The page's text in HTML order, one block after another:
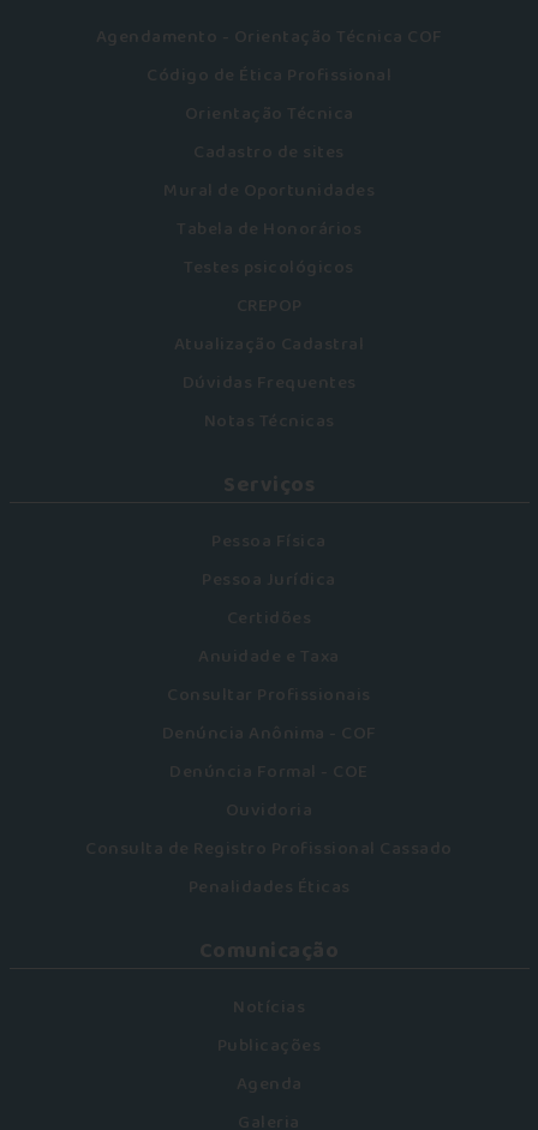
Agendamento - Orientação Técnica COF
Código de Ética Profissional
Orientação Técnica
Cadastro de sites
Mural de Oportunidades
Tabela de Honorários
Testes psicológicos
CREPOP
Atualização Cadastral
Dúvidas Frequentes
Notas Técnicas
Serviços
Pessoa Física
Pessoa Jurídica
Certidões
Anuidade e Taxa
Consultar Profissionais
Denúncia Anônima - COF
Denúncia Formal - COE
Ouvidoria
Consulta de Registro Profissional Cassado
Penalidades Éticas
Comunicação
Notícias
Publicações
Agenda
Galeria